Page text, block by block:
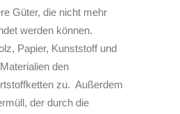
Güter, die nicht mehr
werden können.
Papier, Kunststoff und
den
zu. Außerdem
der durch die